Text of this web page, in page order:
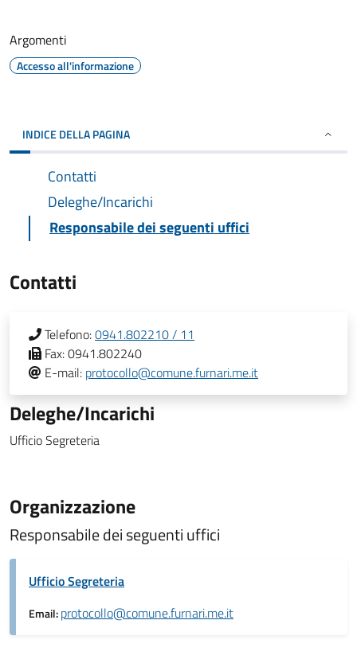
Argomenti
Accesso all'informazione
INDICE DELLA PAGINA
Contatti
Deleghe/Incarichi
Responsabile dei seguenti uffici
Contatti
Telefono:0941.802210 / 11
Fax:0941.802240
E-mail: protocollo@comune.furnari.me.it
Deleghe/Incarichi
Ufficio Segreteria
Organizzazione
Responsabile dei seguenti uffici
Ufficio Segreteria
Email:protocollo@comune.furnari.me.it